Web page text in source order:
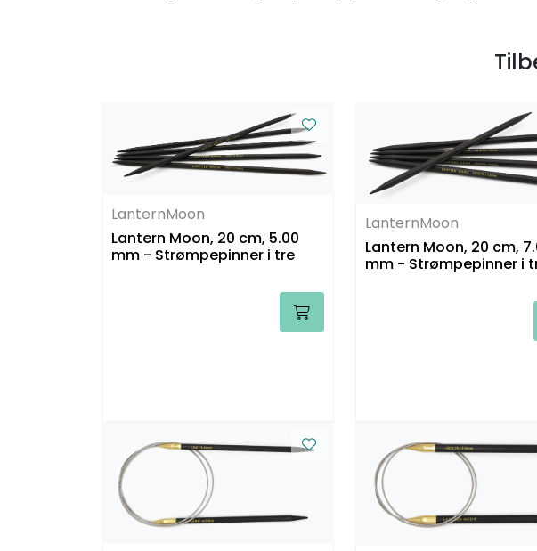
LanternMoon
Lantern Moon, 20 cm, 5.00
mm - Strømpepinner i tre
LanternMoon
Lantern Moon, 20 cm,
mm - Strømpepinner i